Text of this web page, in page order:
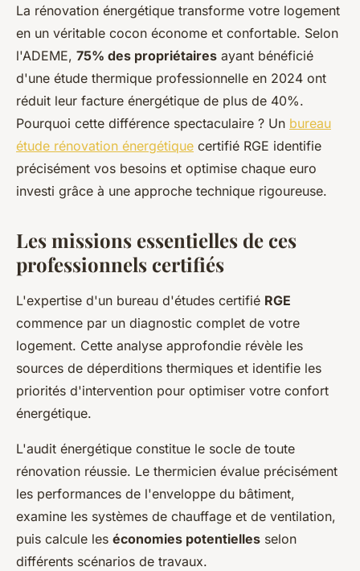
Charles• 16 janvier 2026•7 min de lecture
La rénovation énergétique transforme votre logement
en un véritable cocon économe et confortable. Selon
l'ADEME, 75% des propriétaires ayant bénéficié
d'une étude thermique professionnelle en 2024 ont
réduit leur facture énergétique de plus de 40%.
Pourquoi cette différence spectaculaire ? Un bureau
étude rénovation énergétique certifié RGE identifie
précisément vos besoins et optimise chaque euro
investi grâce à une approche technique rigoureuse.
Les missions essentielles de ces
professionnels certifiés
L'expertise d'un bureau d'études certifié RGE
commence par un diagnostic complet de votre
logement. Cette analyse approfondie révèle les
sources de déperditions thermiques et identifie les
priorités d'intervention pour optimiser votre confort
énergétique.
L'audit énergétique constitue le socle de toute
rénovation réussie. Le thermicien évalue précisément
les performances de l'enveloppe du bâtiment,
examine les systèmes de chauffage et de ventilation,
puis calcule les économies potentielles selon
différents scénarios de travaux.